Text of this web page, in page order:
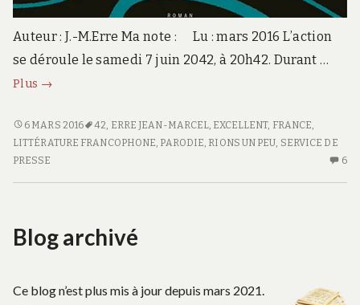
Auteur : J.-M.Erre Ma note : Lu : mars 2016 L’action
se déroule le samedi 7 juin 2042, à 20h42. Durant …
Plus Le
n’importe
quoi
→
LE
GRAND
N’IMPORTE
6 MARS 2016 42 ERRE JEAN-MARCEL EXCELLENT, FRANCE
LITTÉRATURE FRANCOPHONE PARODIE RIONS UN PEU SERVICE DE
PRESSE
6
Blog archivé
Ce blog n’est plus mis à jour depuis mars 2021.